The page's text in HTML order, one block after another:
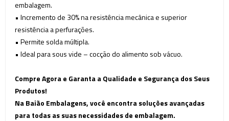
embalagem.
• Incremento de 30% na resistência mecânica e superior
resistência a perfurações.
• Permite solda múltipla.
• Ideal para sous vide – cocção do alimento sob vácuo.
Compre Agora e Garanta a Qualidade e Segurança dos Seus
Produtos!
Na Baião Embalagens, você encontra soluções avançadas
para todas as suas necessidades de embalagem.